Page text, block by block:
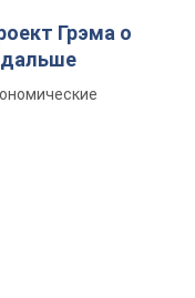
Грэма о
дальше